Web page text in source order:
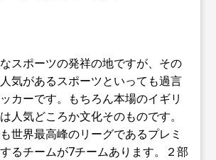
スポーツの発祥の地ですが、その
気があるスポーツといっても過言
カーです。もちろん本場のイギリ
人気どころか文化そのものです。
世界最高峰のリーグであるプレミ
るチームが7チームあります。２部